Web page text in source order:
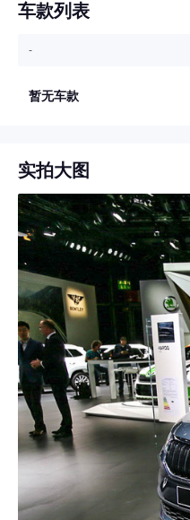
车款列表
-
暂无车款
实拍大图